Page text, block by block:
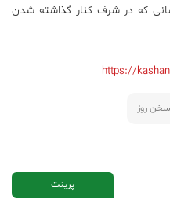
که در شرف کنار گذاشته شدن
https://
سخن روز
پرینت